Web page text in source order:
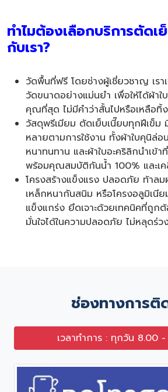
ทำไมต้องเลือกบริการตัด
กับเรา?
วัดพื้นที่ฟรี โดยช่างผู้เชี่ยวชาญ เรา
วัดขนาดอย่างแม่นยำ เพื่อให้ได้ผ้า
คุณที่สุด ไม่มีคำว่าสั้นไปหรือเหลือทิ้ง
วัสดุพรีเมียม ตัดเย็บเนี๊ยบทุกฝีเข็ม
หลายตามการใช้งาน ทั้งผ้าใบคุนิล่
หนาทนทาน และผ้าใบอะคริลิกนำเข้า
พร้อมคุณสมบัติกันน้ำ 100% และเค
โครงสร้างแข็งแรง ปลอดภัย ท้าลม
เหล็กหนากันสนิม หรือโครงอลูมิเนี
แข็งแกร่ง ยึดเจาะด้วยเทคนิคที่ถูก
มั่นใจได้ในความปลอดภัย ไม่หลุดร่ว
ช่องทางการติ
เวลาทำการ : ทุกวัน 8.00